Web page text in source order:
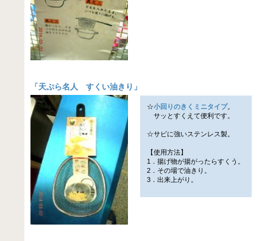
「 天ぷら名人 すくい油きり 」
☆小回りのきくミニタイプ。
サッとすくえて便利です。
☆サビに強いステンレス製。
【使用方法】
1．揚げ物が揚がったらすくう。
2．その場で油きり。
3．出来上がり。